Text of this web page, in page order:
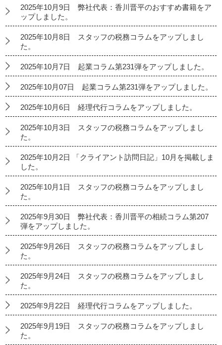
2025年10月9日 弊社代表：香川晋平のおすすめ書籍をア
ップしました。
2025年10月8日 スタッフの税務コラムをアップしまし
た。
2025年10月7日 起業コラム第231弾をアップしました。
2025年10月07日 起業コラム第231弾をアップしました。
2025年10月6日 経理代行コラムをアップしました。
2025年10月3日 スタッフの税務コラムをアップしまし
た。
2025年10月2日 「クライアント訪問日記」10月を掲載しま
した。
2025年10月1日 スタッフの税務コラムをアップしまし
た。
2025年9月30日 弊社代表：香川晋平の相続コラム第207
弾をアップしました。
2025年9月26日 スタッフの税務コラムをアップしまし
た。
2025年9月24日 スタッフの税務コラムをアップしまし
た。
2025年9月22日 経理代行コラムをアップしました。
2025年9月19日 スタッフの税務コラムをアップしまし
た。